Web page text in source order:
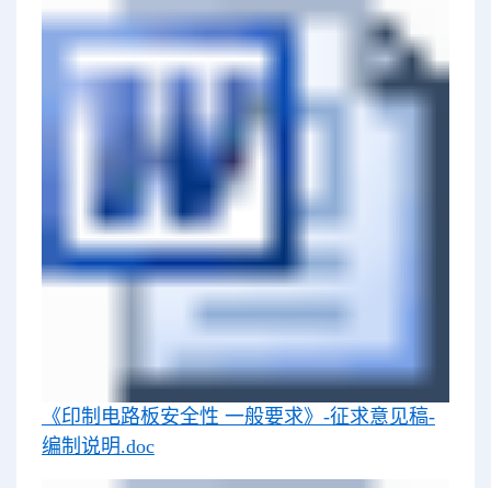
《印制电路板安全性 一般要求》-征求意见稿-
编制说明.doc